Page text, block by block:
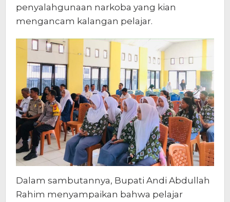
penyalahgunaan narkoba yang kian
mengancam kalangan pelajar.
Dalam sambutannya, Bupati Andi Abdullah
Rahim menyampaikan bahwa pelajar